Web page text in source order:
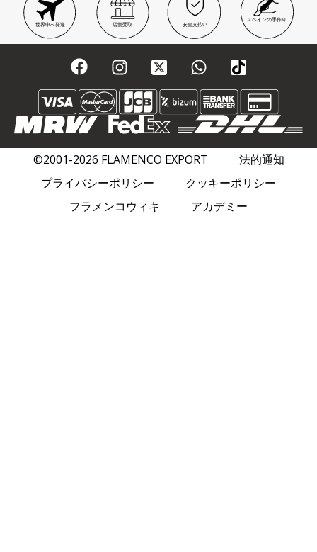
世界中へ発送 店舗受取 安全支払い
スペインの手作り
©2001-2026 FLAMENCO EXPORT
法的通知
プライバシーポリシー
クッキーポリシー
フラメンコウィキ
アカデミー